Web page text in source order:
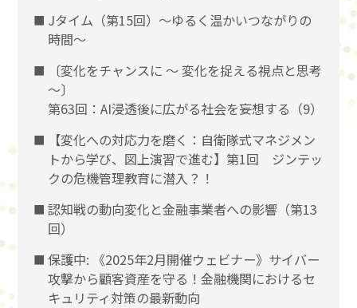
Jタイム（第15回）～ゆるく温かいつながりの
時間～
〔変化をチャンスに 〜 変化を捉える視点と思考
〜〕
第63回：AI浸透後に広がる社会を妄想する（9）
【変化への対応力を磨く：自衛隊式マネジメン
トから学び、図上演習で進む】第1回 ジンテッ
クの危機管理教育に潜入？！
認知戦の動向変化と金融事業者への影響（第13
回）
保護中: 《2025年2月開催ウェビナー》サイバー
攻撃から顧客資産を守る！金融機関におけるセ
キュリティ対策の最新動向